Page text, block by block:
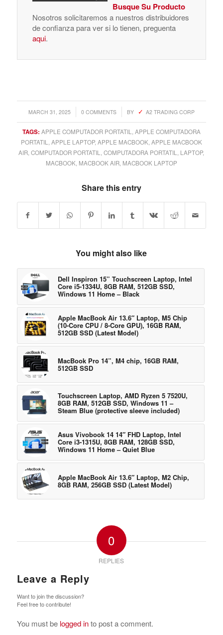
Busque Su Producto
Nosotros solicitaremos a nuestros distribuidores
de confianza para ver si lo tienen, preguenta
aqui.
MARCH 31, 2025
/ 0 COMMENTS
/ BY A2 TRADING CORP
TAGS: APPLE COMPUTADOR PORTATIL,APPLE COMPUTADORA
PORTATIL,APPLE LAPTOP,APPLE MACBOOK,APPLE MACBOOK
AIR,COMPUTADOR PORTATIL,COMPUTADORA PORTATIL, LAPTOP,
MACBOOK, MACBOOK AIR, MACBOOK LAPTOP
Share this entry
You might also like
Dell Inspiron 15” Touchscreen Laptop, Intel
Core i5-1334U, 8GB RAM, 512GB SSD,
Windows 11 Home – Black
Apple MacBook Air 13.6″ Laptop, M5 Chip
(10-Core CPU / 8-Core GPU), 16GB RAM,
512GB SSD (Latest Model)
MacBook Pro 14”, M4 chip, 16GB RAM,
512GB SSD
Touchscreen Laptop, AMD Ryzen 5 7520U,
8GB RAM, 512GB SSD, Windows 11 –
Steam Blue (protective sleeve included)
Asus Vivobook 14 14″ FHD Laptop, Intel
Core i3-1315U, 8GB RAM, 128GB SSD,
Windows 11 Home – Quiet Blue
Apple MacBook Air 13.6″ Laptop, M2 Chip,
8GB RAM, 256GB SSD (Latest Model)
0
REPLIES
Leave a Reply
Want to join the discussion?
Feel free to contribute!
You must be logged into post a comment.